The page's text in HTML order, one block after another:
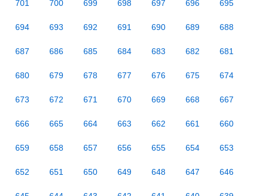
701 700 699 698 697 696 695
694 693 692 691 690 689 688
687 686 685 684 683 682 681
680 679 678 677 676 675 674
673 672 671 670 669 668 667
666 665 664 663 662 661 660
659 658 657 656 655 654 653
652 651 650 649 648 647 646